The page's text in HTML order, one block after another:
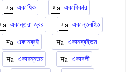
একাধিক
একাধিকার
একান্তরা জ্বর
একান্তৰহিত
একানব্বই
একানব্বইতম
একাৱন্নতম
একাবলী